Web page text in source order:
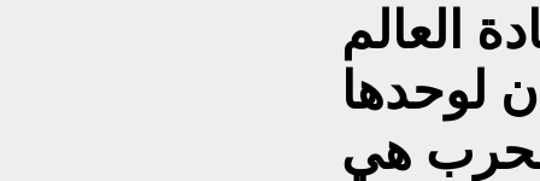
العالم
هي